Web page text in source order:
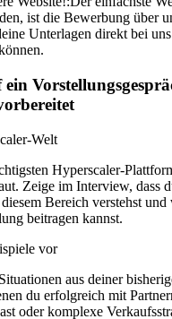
ist die Bewerbung über
Unterlagen direkt bei
Welt
Hyperscaler-
Zeige im Interview, dass
Bereich verstehst
beitragen kannst.
vor
aus deiner
du erfolgreich mit
oder komplexe